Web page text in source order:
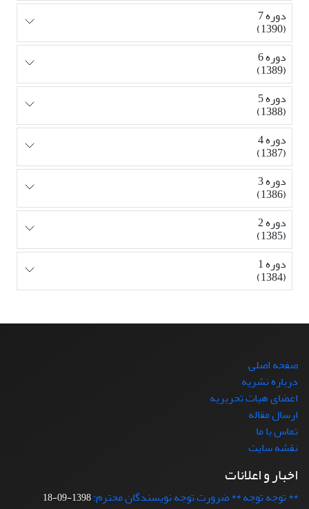
دوره 7
(1390)
دوره 6
(1389)
دوره 5
(1388)
دوره 4
(1387)
دوره 3
(1386)
دوره 2
(1385)
دوره 1
(1384)
صفحه اصلی
درباره نشریه
اعضای هیات تحریریه
ارسال مقاله
تماس با ما
نقشه سایت
اخبار و اعلانات
** توجه توجه ** ضرورت توجه نویسندگان محترم:1398-09-18